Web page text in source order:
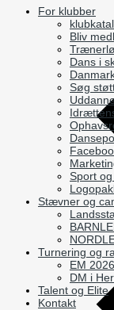
For klubber
Bliv
Dans i
Søg
Sport
Stævner og
Turnering og
EM 2026
DM i
Talent og Elite
Kontakt